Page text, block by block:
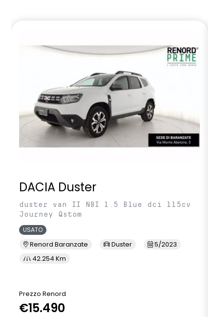
DACIA Duster
duster van II NBI 1.5 Blue dci 115cv
Journey Qstom
USATO
Renord Baranzate Duster
5/2023
42.254 Km
Prezzo Renord
€15.490